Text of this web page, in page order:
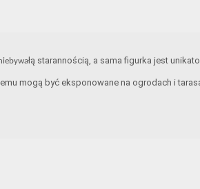
łą starannością, a sama figurka jest
mogą być eksponowane na ogrodach i